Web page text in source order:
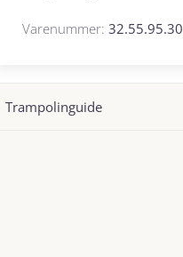
Varenummer: 32.55.95.30
Trampolinguide